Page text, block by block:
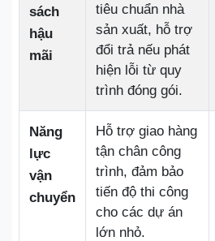
sách
hậu
mãi
tiêu chuẩn nhà
sản xuất, hỗ trợ
đổi trả nếu phát
hiện lỗi từ quy
trình đóng gói.
Năng
lực
vận
chuyển
Hỗ trợ giao hàng
tận chân công
trình, đảm bảo
tiến độ thi công
cho các dự án
lớn nhỏ.